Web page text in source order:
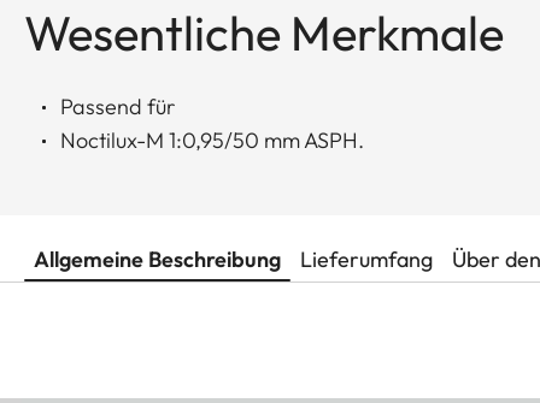
Wesentliche Merkmale
Passend für
Noctilux-M 1:0,95/50 mm ASPH.
Allgemeine Beschreibung Lieferumfang Über